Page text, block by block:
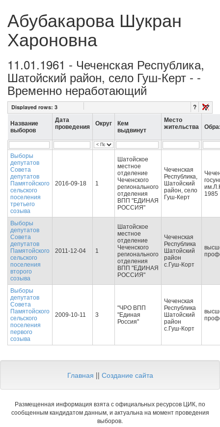
Абубакарова Шукран
Хароновна
11.01.1961 - Чеченская Республика,
Шатойский район, село Гуш-Керт - -
Временно неработающий
Displayed rows: 3 ?
Название
выборов
Дата
проведения
Округ
Кем
выдвинут
Место
жительства
Выборы
депутатов
Совета
депутатов
Памятойского
сельского
поселения
третьего
созыва
2016-09-18 1
Шатойское
местное
отделение
Чеченского
регионального
отделения
ВПП "ЕДИНАЯ
РОССИЯ"
Чеченская
Республика,
Шатойский
район, село
Гуш-Керт
1985
Выборы
депутатов
Совета
депутатов
Памятойского
сельского
поселения
второго
созыва
2011-12-04 1
Шатойское
местное
отделение
Чеченского
регионального
отделения
ВПП "ЕДИНАЯ
РОССИЯ"
Чеченская
Республика
Шатойский
район
с.Гуш-Корт
Выборы
депутатов
Совета
Памятойского
сельского
поселения
первого
созыва
2009-10-11 3
"ЧРО ВПП
"Единая
Россия"
Чеченская
Республика
Шатойский
район
с.Гуш-Корт
Главная || Создание сайта
Размещенная информация взята с официальных ресурсов ЦИК, по
сообщенным кандидатом данным, и актуальна на момент проведения
выборов.